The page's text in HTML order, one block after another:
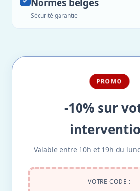
Normes belges
Sécurité garantie
PROMO
-10% sur
Valable entre 10h et 19h du
VOTRE CODE :